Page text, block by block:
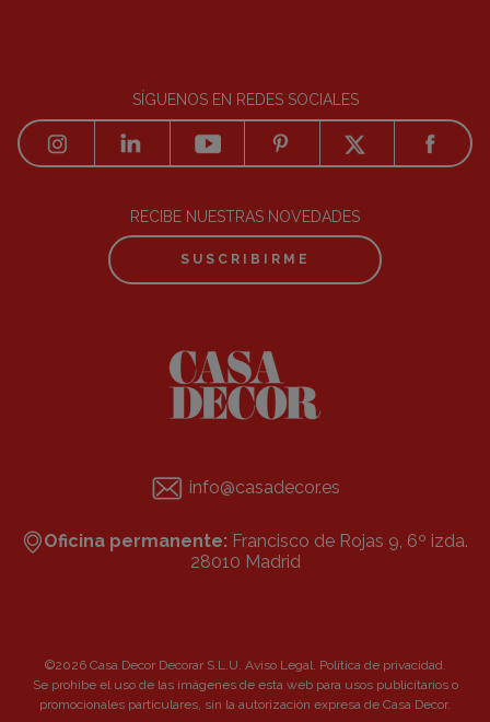
SÍGUENOS EN REDES SOCIALES
RECIBE NUESTRAS NOVEDADES
SUSCRIBIRME
info@casadecor.es
Oficina permanente: Francisco de Rojas 9, 6º izda.
28010 Madrid
©2026 Casa Decor Decorar S.L.U. Aviso Legal Política de privacidad
Se prohibe el uso de las imágenes de esta web para usos publicitarios o
promocionales particulares, sin la autorización expresa de Casa Decor.